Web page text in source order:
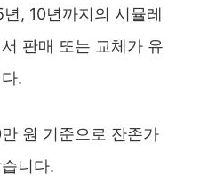
, 10년까지의 시뮬레
판매 또는 교체가 유
.
원 기준으로 잔존가
니다.